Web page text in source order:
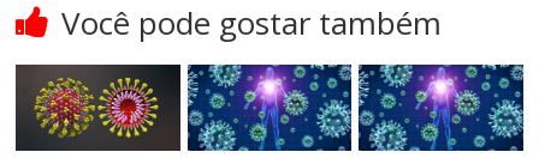
Você pode gostar também